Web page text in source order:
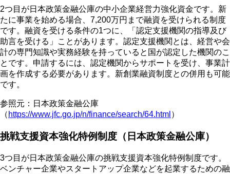
2つ目が日本政策金融公庫の中小企業経営力強化資金です。新
たに事業を始める場合、7,200万円まで融資を受けられる制度
です。融資を受ける条件の1つに、「認定支援機関の指導及び
助言を受ける」ことがあります。認定支援機関とは、経営や会
計の専門知識や実務経験を持っていると国が認定した機関のこ
とです。申請するには、認定機関からサポートを受け、事業計
画を作成する必要があります。新創業融資制度との併用も可能
です。
参照元：日本政策金融公庫
（ https://www.jfc.go.jp/n/finance/search/64.html ）
挑戦支援資本強化特例制度（日本政策金融公庫）
3つ目が日本政策金融公庫の挑戦支援資本強化特例制度です。
ベンチャー企業やスタートアップ企業などを起業するための融